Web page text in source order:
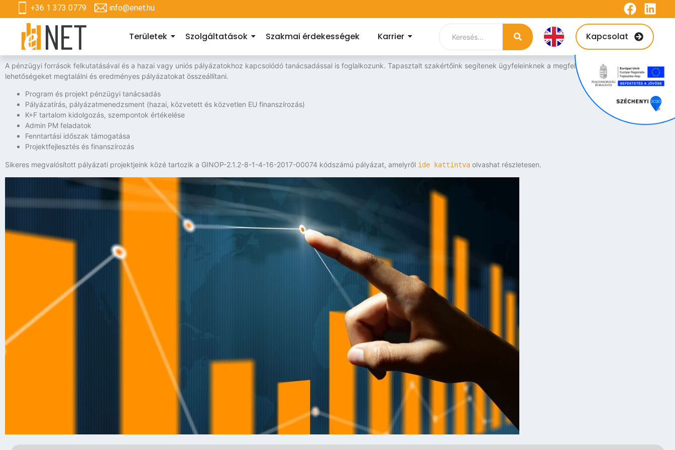
+36 1 373 0779 info@enet.hu
Területek Szolgáltatások Szakmai érdekességek Karrier Kapcsolat
A pénzügyi források felkutatásával és a hazai vagy uniós pályázatokhoz kapcsolódó tanácsadással is foglalkozunk. Tapasztalt szakértőink segítenek ügyfeleinknek a megfelelő finanszírozási
lehetőségeket megtalálni és eredményes pályázatokat összeállítani.
Program és projekt pénzügyi tanácsadás
Pályázatírás, pályázatmenedzsment (hazai, közvetett és közvetlen EU finanszírozás)
K+F tartalom kidolgozás, szempontok értékelése
Admin PM feladatok
Fenntartási időszak támogatása
Projektfejlesztés és finanszírozás
Sikeres megvalósított pályázati projektjeink közé tartozik a GINOP-2.1.2-8-1-4-16-2017-00074 kódszámú pályázat, amelyről ide kattintva olvashat részletesen.